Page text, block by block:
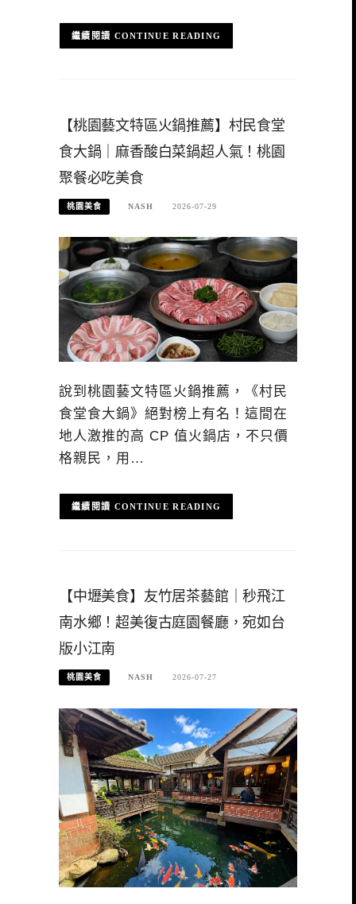
CONTINUE READING
【桃園藝文特區火鍋推薦】村民食堂
食大鍋｜麻香酸白菜鍋超人氣！桃園
聚餐必吃美食
桃園美食 NASH 2026-07-29
說到桃園藝文特區火鍋推薦，《村民
食堂食大鍋》絕對榜上有名！這間在
地人激推的高 CP 值火鍋店，不只價
格親民，用…
CONTINUE READING
【中壢美食】友竹居茶藝館｜秒飛江
南水鄉！超美復古庭園餐廳，宛如台
版小江南
桃園美食 NASH 2026-07-27